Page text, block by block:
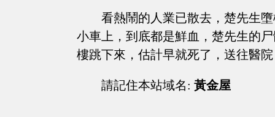
看熱鬧的人業已散去，楚先生
小車上，到底都是鮮血，楚先生的
樓跳下來，估計早就死了，送往醫
請記住本站域名: 黃金屋